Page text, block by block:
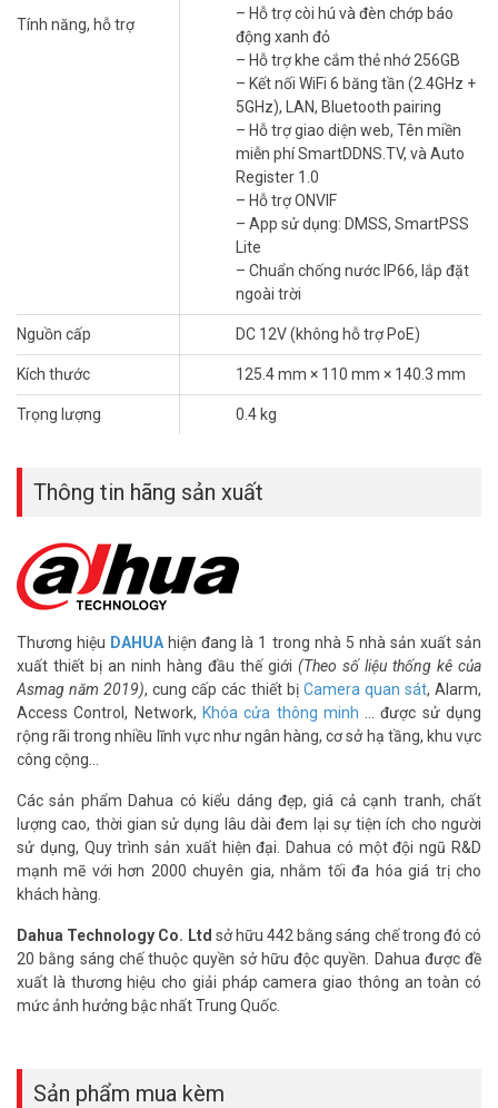
AI thông minh và tự động theo dõi
Công nghệ AI nhận diện người, phương tiện, giảm báo động sai.
Chức năng Auto Tracking tự động theo dõi đối tượng xâm nhập. để
Còi báo động và đèn chớp răn đe
Camera Dahua tích hợp còi báo động và đèn chớp xanh đỏ, kích
hoạt khi phát hiện xâm nhập. Tầm xa hồng ngoại và ánh sáng ấm
30m hỗ trợ ghi hình rõ nét. Tăng cường bảo vệ cho khu vực giám
sát.
Lợi ích khi sử dụng Camera DAHUA DH-
P3AS-PV
Kết nối Wifi 6, quản lý dễ dàng
Hỗ trợ Wifi 6 băng tần kép (2.4GHz + 5GHz) và cổng LAN, đảm bảo
kết nối ổn định. Ứng dụng DMSS và SmartPSS Lite giúp giám sát từ
xa. Giao diện thân thiện, dễ thao tác cho mọi người dùng.
Phù hợp lắp đặt ngoài trời
Tính năng, hỗ trợ
– Hỗ trợ còi hú và đèn chớp báo
động xanh đỏ
– Hỗ trợ khe cắm thẻ nhớ 256GB
– Kết nối WiFi 6 băng tần (2.4GHz +
5GHz), LAN, Bluetooth pairing
– Hỗ trợ giao diện web, Tên miền
miễn phí SmartDDNS.TV, và Auto
Register 1.0
– Hỗ trợ ONVIF
– App sử dụng: DMSS, SmartPSS
Lite
– Chuẩn chống nước IP66, lắp đặt
ngoài trời
Nguồn cấp DC 12V (không hỗ trợ PoE)
Kích thước 125.4 mm × 110 mm × 140.3 mm
Trọng lượng 0.4 kg
Thông tin hãng sản xuất
Thương hiệu DAHUA hiện đang là 1 trong nhà 5 nhà sản xuất sản
xuất thiết bị an ninh hàng đầu thế giới (Theo số liệu thống kê của
Asmag năm 2019), cung cấp các thiết bị Camera quan sát, Alarm,
Access Control, Network, Khóa cửa thông minh … được sử dụng
rộng rãi trong nhiều lĩnh vực như ngân hàng, cơ sở hạ tầng, khu vực
công cộng…
Các sản phẩm Dahua có kiểu dáng đẹp, giá cả cạnh tranh, chất
lượng cao, thời gian sử dụng lâu dài đem lại sự tiện ích cho người
sử dụng, Quy trình sản xuất hiện đại. Dahua có một đội ngũ R&D
mạnh mẽ với hơn 2000 chuyên gia, nhằm tối đa hóa giá trị cho
khách hàng.
Dahua Technology Co. Ltd sở hữu 442 bằng sáng chế trong đó có
20 bằng sáng chế thuộc quyền sở hữu độc quyền. Dahua được đề
xuất là thương hiệu cho giải pháp camera giao thông an toàn có
mức ảnh hưởng bậc nhất Trung Quốc.
Sản phẩm mua kèm